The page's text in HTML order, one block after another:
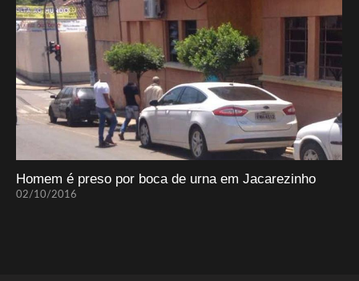
Homem é preso por boca de urna em Jacarezinho
02/10/2016